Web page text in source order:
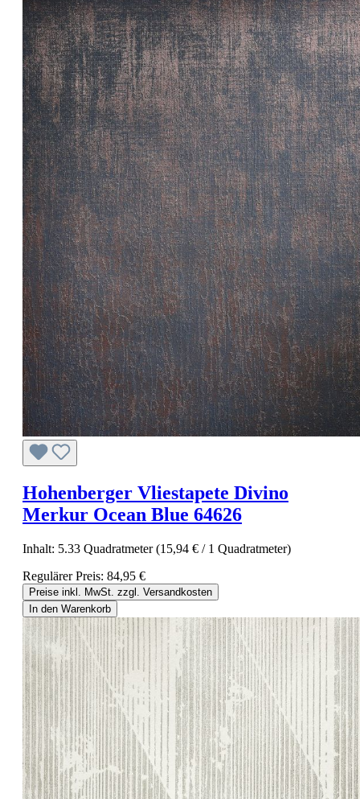
Hohenberger Vliestapete Divino
Merkur Ocean Blue 64626
Inhalt: 5.33 Quadratmeter(15,94 € / 1 Quadratmeter)
Regulärer Preis: 84,95 €
Preise inkl. MwSt. zzgl. Versandkosten
In den Warenkorb